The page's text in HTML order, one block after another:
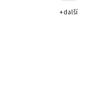
+ další